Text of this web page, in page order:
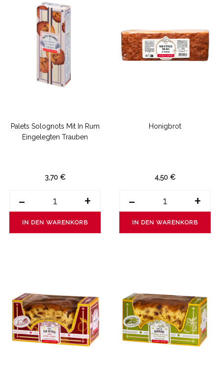
Palets Solognots Mit In Rum
Eingelegten Trauben
3,70 €
- +
IN DEN WARENKORB
Honigbrot
4,50 €
- +
IN DEN WARENKORB